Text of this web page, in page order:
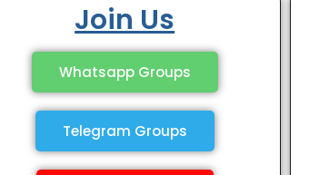
Join Us
Whatsapp Groups
Telegram Groups